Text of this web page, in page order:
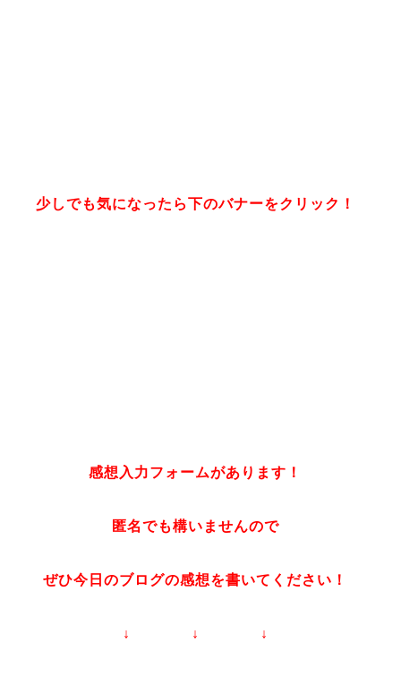
少しでも気になったら下のバナーをクリック！
感想入力フォームがあります！
匿名でも構いませんので
ぜひ今日のブログの感想を書いてください！
↓ ↓ ↓